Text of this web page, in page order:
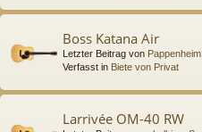
Boss Katana Air
Letzter Beitrag von Pappenheim
Verfasst in Biete von Privat
Larrivée OM-40 RW